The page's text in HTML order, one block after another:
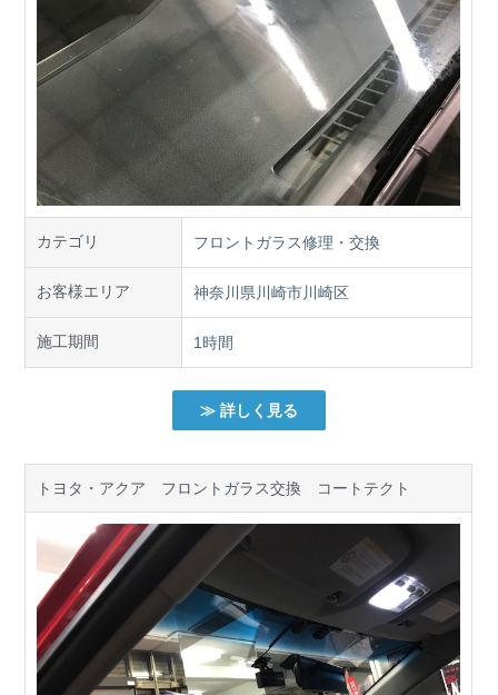
カテゴリ フロントガラス修理・交換
お客様エリア 神奈川県川崎市川崎区
施工期間 1時間
≫ 詳しく見る
トヨタ・アクア フロントガラス交換 コートテクト